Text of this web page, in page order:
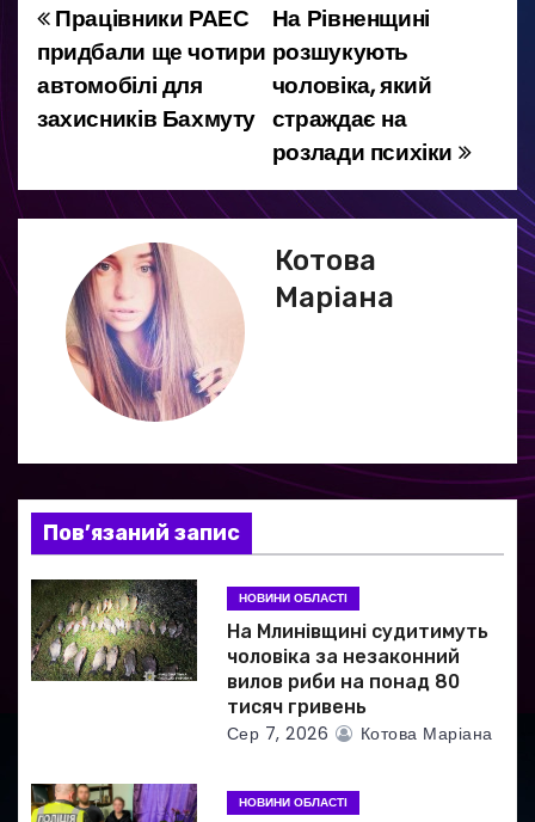
Н
а
в
і
г
з
а
п
и
с
в
На Рівненщині
розшукують
чоловіка, який
страждає на
розлади психіки
Працівники РАЕС
придбали ще чотири
автомобілі для
захисників Бахмуту
Котова
Маріана
Пов’язаний запис
НОВИНИ ОБЛАСТІ
На Млинівщині судитимуть
чоловіка за незаконний
вилов риби на понад 80
тисяч гривень
Сер 7, 2026 Котова Маріана
НОВИНИ ОБЛАСТІ